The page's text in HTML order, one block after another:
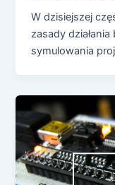
W dzisiejszej
zasady
symulowania